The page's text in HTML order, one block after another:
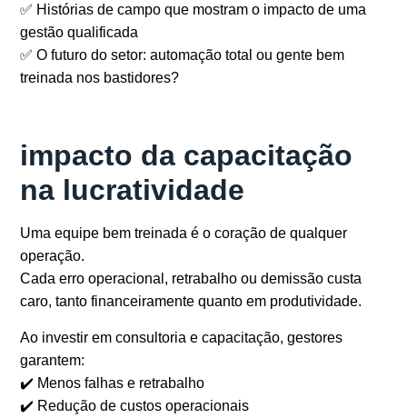
✅ Histórias de campo que mostram o impacto de uma
gestão qualificada
✅ O futuro do setor: automação total ou gente bem
treinada nos bastidores?
impacto da capacitação
na lucratividade
Uma equipe bem treinada é o coração de qualquer
operação.
Cada erro operacional, retrabalho ou demissão custa
caro, tanto financeiramente quanto em produtividade.
Ao investir emconsultoria e capacitação, gestores
garantem:
✔️ Menos falhas e retrabalho
✔️ Redução de custos operacionais